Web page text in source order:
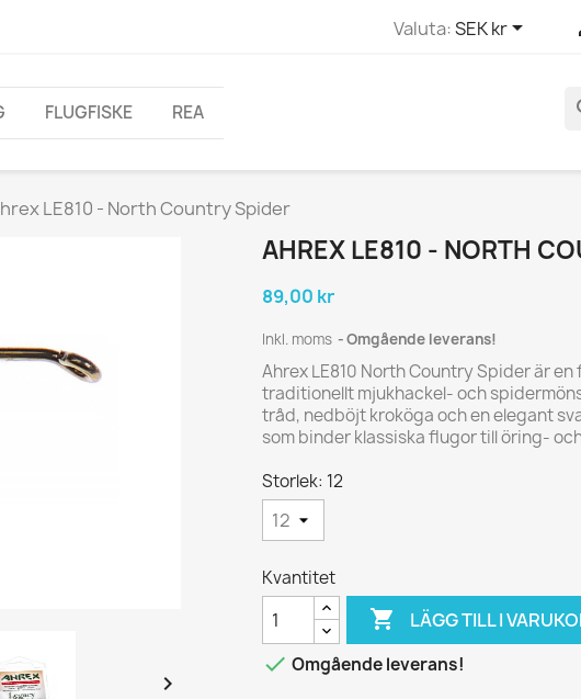
Valuta:SEK kr
FLUGFISKE REA
LE810 - North Country Spider

AHREX LE810 - NORTH
89,00 kr
Inkl. moms Omgående leverans!
Ahrex LE810 North Country Spider är
traditionellt mjukhackel- och
tråd, nedböjt kroköga och en elegant
som binder klassiska flugor till öring-
Storlek: 12
Kvantitet
 LÄGG TILL I
 Omgående leverans!